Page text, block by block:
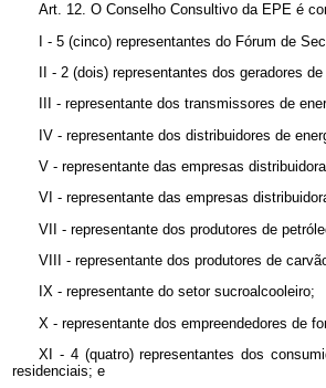
Art. 12. O Conselho Consultivo da EPE é
I - 5 (cinco) representantes do Fórum de
II - 2 (dois) representantes dos geradores
III - representante dos transmissores de
IV - representante dos distribuidores de
V - representante das empresas
VI - representante das empresas
VII - representante dos produtores de
VIII - representante dos produtores de
IX - representante do setor sucroalcooleiro;
X - representante dos empreendedores de
XI - 4 (quatro) representantes dos
residenciais; e